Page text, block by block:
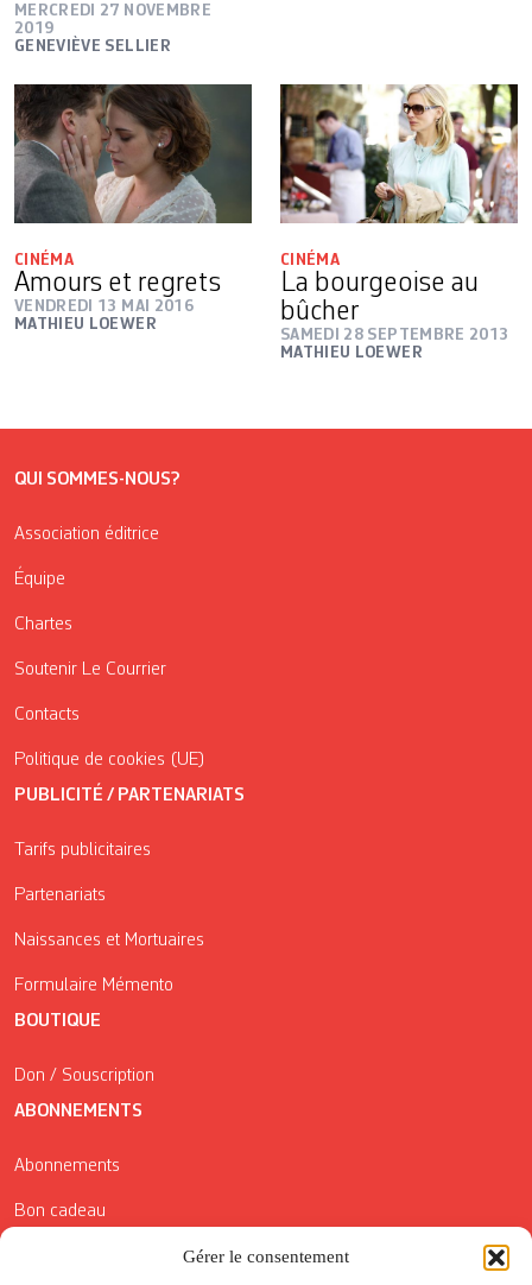
Gérer le consentement
MERCREDI 27 NOVEMBRE
2019
GENEVIÈVE SELLIER
CINÉMA
Amours et regrets
VENDREDI 13 MAI 2016
MATHIEU LOEWER
CINÉMA
La bourgeoise au
bûcher
SAMEDI 28 SEPTEMBRE 2013
MATHIEU LOEWER
QUI SOMMES-NOUS?
Association éditrice
Équipe
Chartes
Soutenir Le Courrier
Contacts
Politique de cookies (UE)
PUBLICITÉ / PARTENARIATS
Tarifs publicitaires
Partenariats
Naissances et Mortuaires
Formulaire Mémento
BOUTIQUE
Don / Souscription
ABONNEMENTS
Abonnements
Bon cadeau
Conditions générales de vente